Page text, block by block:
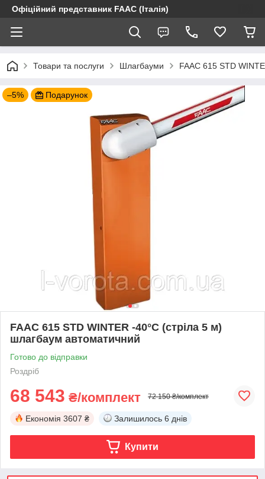
Офіційний представник FAAC (Італія)
Товари та послуги Шлагбауми FAAC 615 STD
–5% Подарунок
FAAC 615 STD WINTER -40°C (стріла 5 м)
шлагбаум автоматичний
Готово до відправки
Роздріб
68 543 ₴/комплект 72 150 ₴/комплект
Економія 3607 ₴ Залишилось 6 днів
Купити